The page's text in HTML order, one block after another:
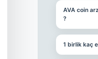
AVA coin
?
1 birlik kaç